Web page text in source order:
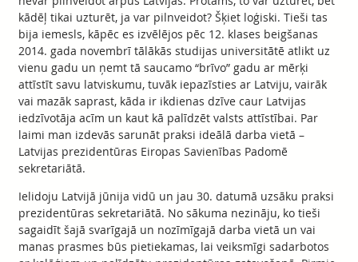
kādēļ tikai uzturēt, ja var pilnveidot? Šķiet loģiski. Tieši tas
bija iemesls, kāpēc es izvēlējos pēc 12. klases beigšanas
2014. gada novembrī tālākās studijas universitātē atlikt uz
vienu gadu un ņemt tā saucamo “brīvo” gadu ar mērķi
attīstīt savu latviskumu, tuvāk iepazīsties ar Latviju, vairāk
vai mazāk saprast, kāda ir ikdienas dzīve caur Latvijas
iedzīvotāja acīm un kaut kā palīdzēt valsts attīstībai. Par
laimi man izdevās sarunāt praksi ideālā darba vietā –
Latvijas prezidentūras Eiropas Savienības Padomē
sekretariātā.
Ielidoju Latvijā jūnija vidū un jau 30. datumā uzsāku praksi
prezidentūras sekretariātā. No sākuma nezināju, ko tieši
sagaidīt šajā svarīgajā un nozīmīgajā darba vietā un vai
manas prasmes būs pietiekamas, lai veiksmīgi sadarbotos